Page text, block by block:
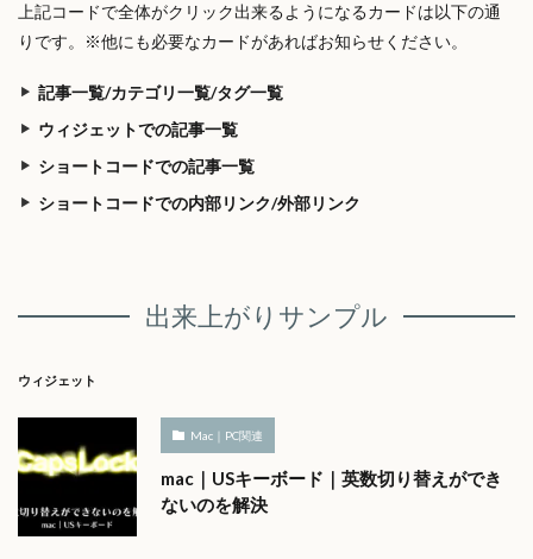
上記コードで全体がクリック出来るようになるカードは以下の通
りです。※他にも必要なカードがあればお知らせください。
記事一覧/カテゴリ一覧/タグ一覧
ウィジェットでの記事一覧
ショートコードでの記事一覧
ショートコードでの内部リンク/外部リンク
出来上がりサンプル
ウィジェット
Mac｜PC関連
mac｜USキーボード｜英数切り替えができ
ないのを解決